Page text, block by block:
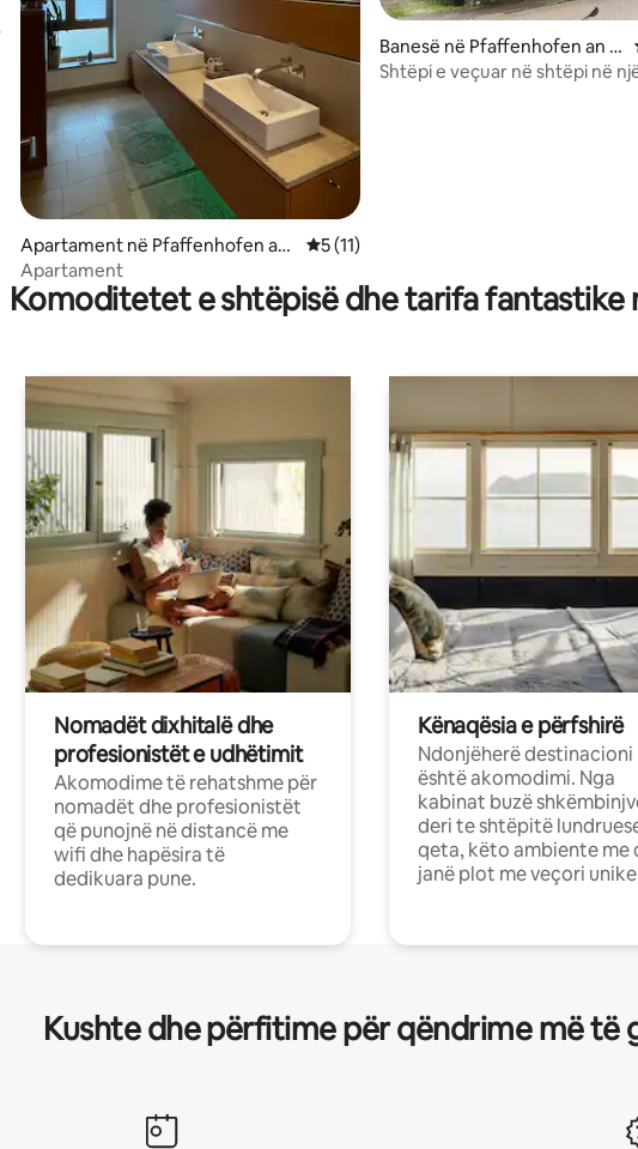
4,98 nga 5, 47 vlerësime
Apartament në Pfaffenhofen an
der Ilm
Vlerësimi mesatar 5 nga 5, 11 vlerësime
5 (11)
Apartament
Banesë në Pfaffenhofen an d
er Ilm
Shtëpi e veçuar në shtëpi në
Komoditetet e shtëpisë dhe tarifa fantastike
Nomadët dixhitalë dhe
profesionistët e udhëtimit
Akomodime të rehatshme për
nomadët dhe profesionistët
që punojnë në distancë me
wifi dhe hapësira të
dedikuara pune.
Kënaqësia e përfshirë
Ndonjëherë destinacioni
është akomodimi. Nga
kabinat buzë
deri te shtëpitë
qeta, këto ambiente me
janë plot me veçori
Kushte dhe përfitime për qëndrime më të